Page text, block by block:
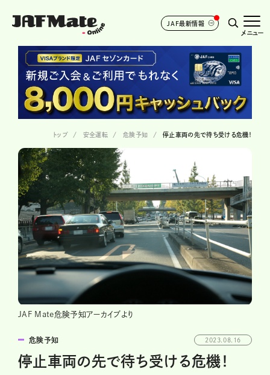
JAF最新情報
メニュー
トップ 安全運転 危険予知 停止車両の先で待ち受ける危機！
JAF Mate危険予知アーカイブより
危険予知 2023.08.16
停止車両の先で待ち受ける危機！